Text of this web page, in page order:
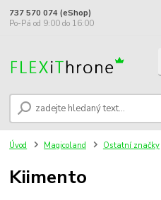
737 570 074 (eShop)
Po-Pá od 9:00 do 16:00
Úvod Magicoland Ostatní značky
Kiimento